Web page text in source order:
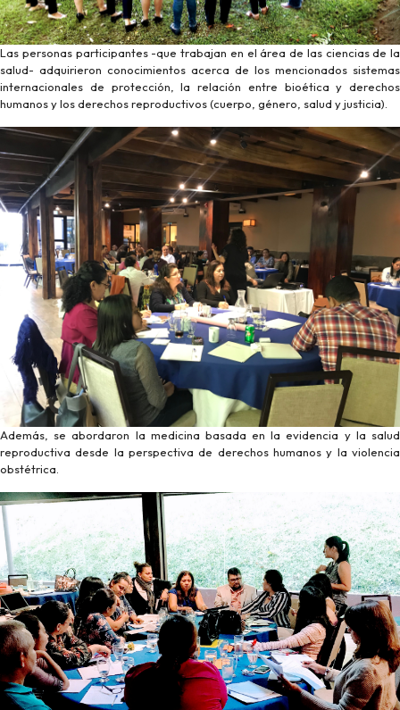
Las personas participantes -que trabajan en el área de las ciencias de la
salud- adquirieron conocimientos acerca de los mencionados sistemas
internacionales de protección, la relación entre bioética y derechos
humanos y los derechos reproductivos (cuerpo, género, salud y justicia).
Además, se abordaron la medicina basada en la evidencia y la salud
reproductiva desde la perspectiva de derechos humanos y la violencia
obstétrica.